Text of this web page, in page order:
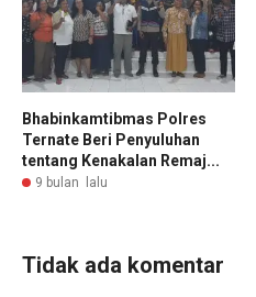
Bhabinkamtibmas Polres
Ternate Beri Penyuluhan
tentang Kenakalan Remaj...
9 bulan lalu
Tidak ada komentar